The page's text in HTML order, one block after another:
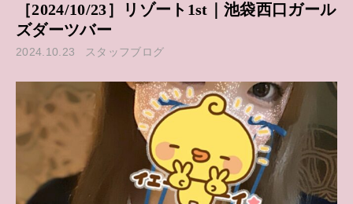
［2024/10/23］リゾート1st｜池袋西口ガール
ズダーツバー
2024.10.23 スタッフブログ